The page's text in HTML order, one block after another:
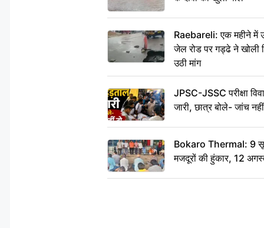
Raebareli: एक महीने
जेल रोड पर गड्ढे ने खोली
उठी मांग
JPSC-JSSC परीक्षा
जारी, छात्र बोले- जांच
Bokaro Thermal: 9
मजदूरों की हुंकार, 12